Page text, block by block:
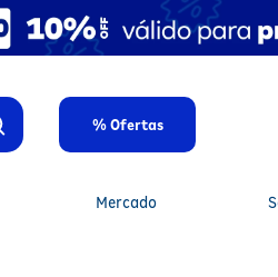
% Ofertas
Mercado